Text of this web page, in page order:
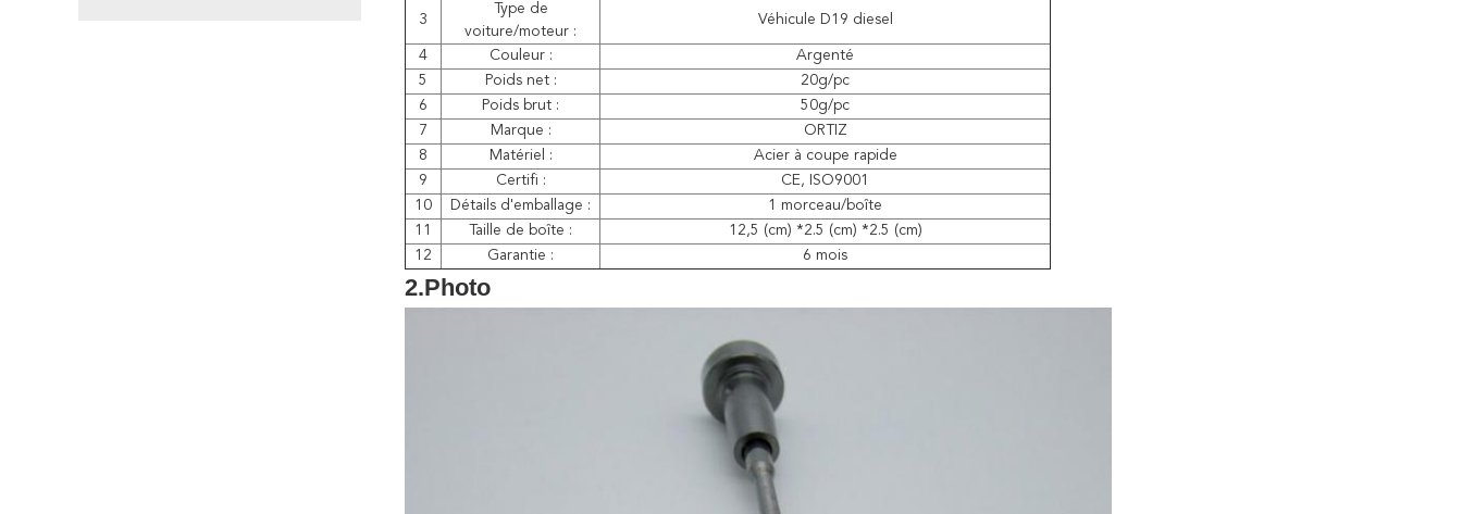
3
Type de
voiture/moteur :
Véhicule D19 diesel
4 Couleur :
Argenté
5
Poids net :
20g/pc
6
Poids brut :
50g/pc
7
Marque :
ORTIZ
8
Matériel :
Acier à coupe rapide
9
Certifi :
CE, ISO9001
10
Détails d'emballage :
1 morceau/boîte
11
Taille de boîte :
12,5 (cm) *2.5 (cm) *2.5 (cm)
12
Garantie : 6 mois
2.Photo